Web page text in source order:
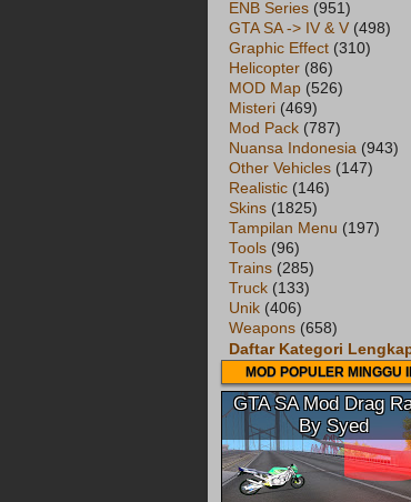
ENB Series (951)
GTA SA -> IV & V (498)
Graphic Effect (310)
Helicopter (86)
MOD Map (526)
Misteri (469)
Mod Pack (787)
Nuansa Indonesia (943)
Other Vehicles (147)
Realistic (146)
Skins (1825)
Tampilan Menu (197)
Tools (96)
Trains (285)
Truck (133)
Unik (406)
Weapons (658)
Daftar Kategori
MOD POPULER MINGGU
GTA SA Mod Drag
By Syed